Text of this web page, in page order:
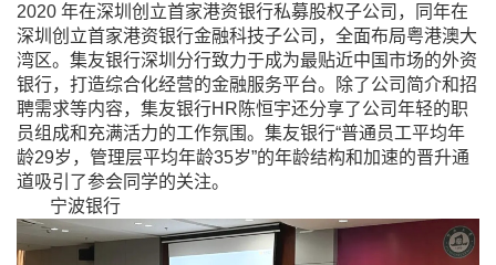
2020 年在深圳创立首家港资银行私募股权子公司，同年在
深圳创立首家港资银行金融科技子公司，全面布局粤港澳大
湾区。集友银行深圳分行致力于成为最贴近中国市场的外资
银行，打造综合化经营的金融服务平台。除了公司简介和招
聘需求等内容，集友银行HR 陈恒宇还分享了公司年轻的职
员组成和充满活力的工作氛围。集友银行“普通员工平均年
龄29岁，管理层平均年龄35岁”的年龄结构和加速的晋升通
道吸引了参会同学的关注。
宁波银行